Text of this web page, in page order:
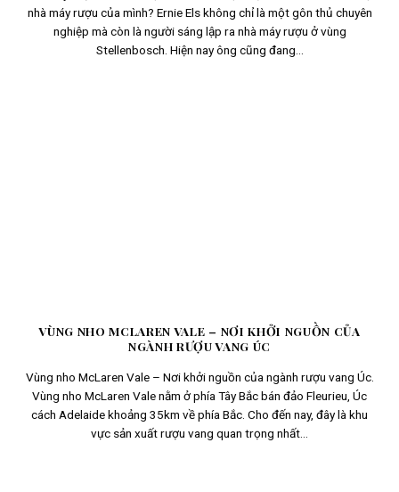
nhà máy rượu của mình? Ernie Els không chỉ là một gôn thủ chuyên
nghiệp mà còn là người sáng lập ra nhà máy rượu ở vùng
Stellenbosch. Hiện nay ông cũng đang...
VÙNG NHO MCLAREN VALE – NƠI KHỞI NGUỒN CỦA
NGÀNH RƯỢU VANG ÚC
Vùng nho McLaren Vale – Nơi khởi nguồn của ngành rượu vang Úc.
Vùng nho McLaren Vale nằm ở phía Tây Bắc bán đảo Fleurieu, Úc
cách Adelaide khoảng 35km về phía Bắc. Cho đến nay, đây là khu
vực sản xuất rượu vang quan trọng nhất...